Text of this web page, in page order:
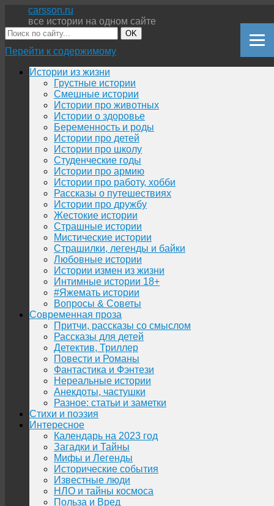
carsson.ru
все истории на одном сайте
OK
Перейти к содержимому
Истории из жизни
Грустные истории
Смешные истории
Истории про животных
Истории о здоровье
Беременность и роды
Истории про детей
Истории про школу
Студенческие годы
Истории про армию
Истории про работу, хобби
Рассказы о путешествиях
Истории про дружбу
Жестокие истории
Страшные истории
Мистические истории
Страшилки, легенды и байки
Любовные истории
Истории измен из жизни
Интимные истории 18+
#Яжемать истории
Вопросы & Советы
Современная проза
Притчи, рассказы со смыслом
Рассказы для детей
Детектив, Триллер
Повести и Романы
Фантастика и Фэнтези
Нереальные истории
Анекдоты, частушки
Разное: статьи и заметки
Стихи и поэзия
Интересное
Календарь на 2023 год
Загадки и Тайны
Мифы и Легенды
Исторические события
Известные люди
НЛО и тайны космоса
Польза и Вред